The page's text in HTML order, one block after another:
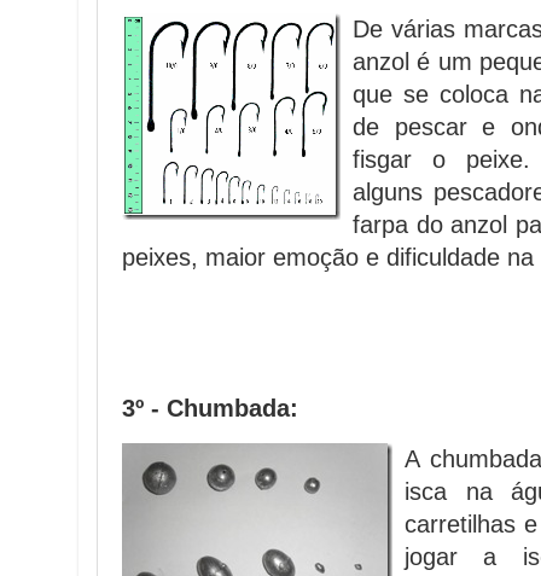
De várias
anzol é um
que se coloca
de pescar e
fisgar o peixe.
alguns
farpa do anzol
peixes, maior emoção e dificuldade na
3º - Chumbada:
A
isca na
carretilhas
jogar a